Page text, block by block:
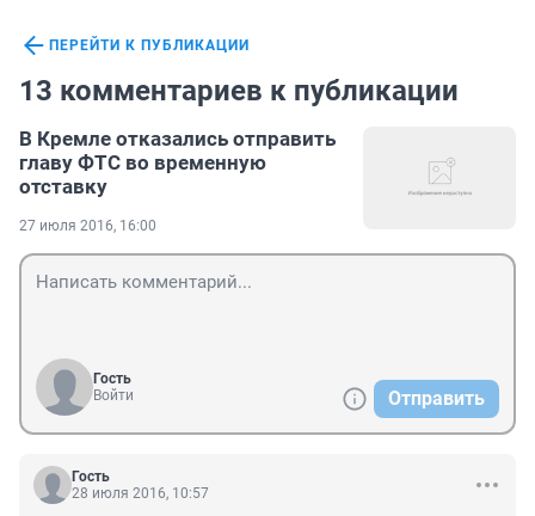
ПЕРЕЙТИ К ПУБЛИКАЦИИ
13 комментариев к публикации
В Кремле отказались отправить
главу ФТС во временную
отставку
27 июля 2016, 16:00
Гость
Войти
Отправить
Гость
28 июля 2016, 10:57